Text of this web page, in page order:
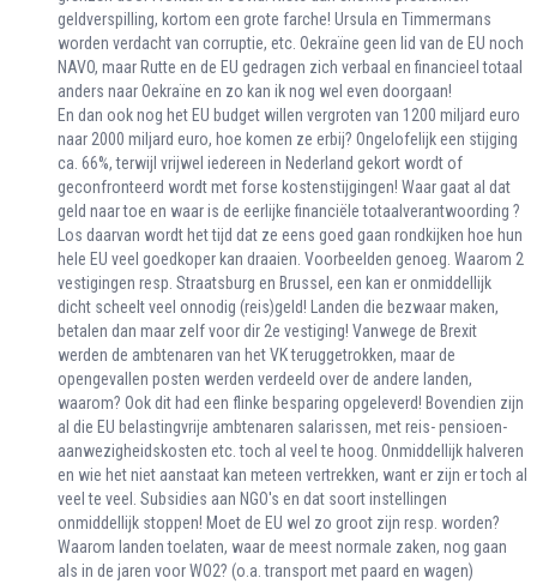
geldverspilling, kortom een grote farche! Ursula en Timmermans
worden verdacht van corruptie, etc. Oekraïne geen lid van de EU noch
NAVO, maar Rutte en de EU gedragen zich verbaal en financieel totaal
anders naar Oekraïne en zo kan ik nog wel even doorgaan!
En dan ook nog het EU budget willen vergroten van 1200 miljard euro
naar 2000 miljard euro, hoe komen ze erbij? Ongelofelijk een stijging
ca. 66%, terwijl vrijwel iedereen in Nederland gekort wordt of
geconfronteerd wordt met forse kostenstijgingen! Waar gaat al dat
geld naar toe en waar is de eerlijke financiële totaalverantwoording ?
Los daarvan wordt het tijd dat ze eens goed gaan rondkijken hoe hun
hele EU veel goedkoper kan draaien. Voorbeelden genoeg. Waarom 2
vestigingen resp. Straatsburg en Brussel, een kan er onmiddellijk
dicht scheelt veel onnodig (reis)geld! Landen die bezwaar maken,
betalen dan maar zelf voor dir 2e vestiging! Vanwege de Brexit
werden de ambtenaren van het VK teruggetrokken, maar de
opengevallen posten werden verdeeld over de andere landen,
waarom? Ook dit had een flinke besparing opgeleverd! Bovendien zijn
al die EU belastingvrije ambtenaren salarissen, met reis- pensioen-
aanwezigheidskosten etc. toch al veel te hoog. Onmiddellijk halveren
en wie het niet aanstaat kan meteen vertrekken, want er zijn er toch al
veel te veel. Subsidies aan NGO's en dat soort instellingen
onmiddellijk stoppen! Moet de EU wel zo groot zijn resp. worden?
Waarom landen toelaten, waar de meest normale zaken, nog gaan
als in de jaren voor WO2? (o.a. transport met paard en wagen)